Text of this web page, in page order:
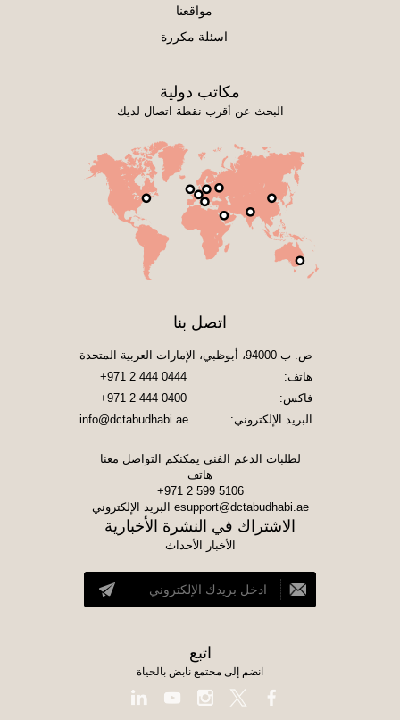
مواقعنا
اسئلة مكررة
مكاتب دولية
البحث عن أقرب نقطة اتصال لديك
اتصل بنا
ص. ب 94000، أبوظبي، الإمارات العربية المتحدة
هاتف:
+971 2 444 0444
فاكس:
+971 2 444 0400
البريد الإلكتروني:
info@dctabudhabi.ae
لطلبات الدعم الفني يمكنكم التواصل معنا
هاتف
+971 2 599 5106
esupport@dctabudhabi.ae البريد الإلكتروني
الاشتراك في النشرة الأخبارية
الأخبار الأحداث
اتبع
انضم إلى مجتمع نابض بالحياة